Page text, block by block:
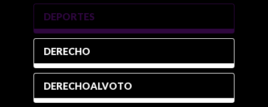
DEPORTES
DERECHO
DERECHOALVOTO